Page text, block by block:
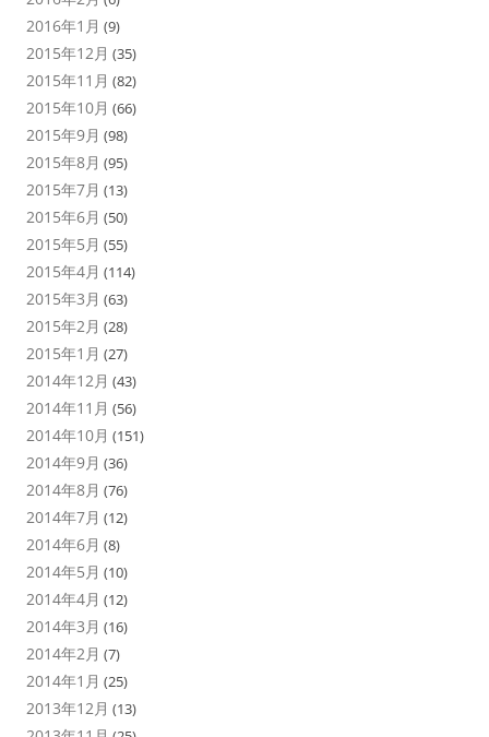
2016年1月 (9)
2015年12月 (35)
2015年11月 (82)
2015年10月 (66)
2015年9月 (98)
2015年8月 (95)
2015年7月 (13)
2015年6月 (50)
2015年5月 (55)
2015年4月 (114)
2015年3月 (63)
2015年2月 (28)
2015年1月 (27)
2014年12月 (43)
2014年11月 (56)
2014年10月 (151)
2014年9月 (36)
2014年8月 (76)
2014年7月 (12)
2014年6月 (8)
2014年5月 (10)
2014年4月 (12)
2014年3月 (16)
2014年2月 (7)
2014年1月 (25)
2013年12月 (13)